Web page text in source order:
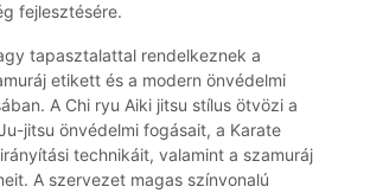
fejlesztésére.
tapasztalattal rendelkeznek a
etikett és a modern önvédelmi
A Chi ryu Aiki jitsu stílus ötvözi a
jitsu önvédelmi fogásait, a Karate
technikáit, valamint a szamuráj
A szervezet magas színvonalú